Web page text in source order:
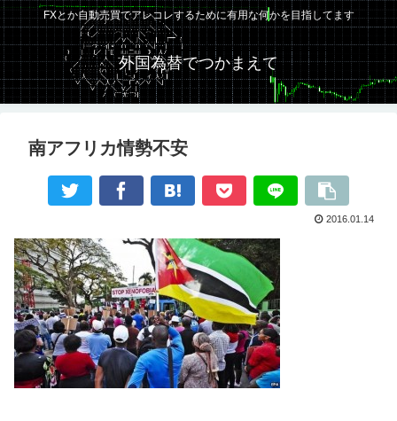
FXとか自動売買でアレコレするために有用な何かを目指してます
外国為替でつかまえて
南アフリカ情勢不安
2016.01.14